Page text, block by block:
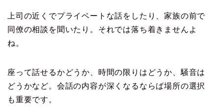
上司の近くでプライベートな話をしたり、家族の前で
同僚の相談を聞いたり。それでは落ち着きませんよ
ね。
座って話せるかどうか、時間の限りはどうか、騒音は
どうかなど。会話の内容が深くなるならば場所の選択
も重要です。